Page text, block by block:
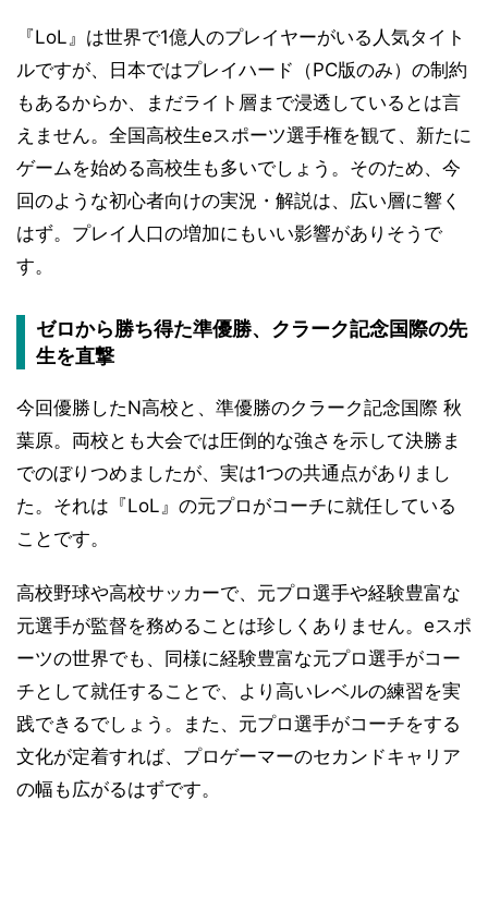
『LoL』は世界で1億人のプレイヤーがいる人気タイト
ルですが、日本ではプレイハード（PC版のみ）の制約
もあるからか、まだライト層まで浸透しているとは言
えません。全国高校生eスポーツ選手権を観て、新たに
ゲームを始める高校生も多いでしょう。そのため、今
回のような初心者向けの実況・解説は、広い層に響く
はず。プレイ人口の増加にもいい影響がありそうで
す。
ゼロから勝ち得た準優勝、クラーク記念国際の先
生を直撃
今回優勝したN高校と、準優勝のクラーク記念国際 秋
葉原。両校とも大会では圧倒的な強さを示して決勝ま
でのぼりつめましたが、実は1つの共通点がありまし
た。それは『LoL』の元プロがコーチに就任している
ことです。
高校野球や高校サッカーで、元プロ選手や経験豊富な
元選手が監督を務めることは珍しくありません。eスポ
ーツの世界でも、同様に経験豊富な元プロ選手がコー
チとして就任することで、より高いレベルの練習を実
践できるでしょう。また、元プロ選手がコーチをする
文化が定着すれば、プロゲーマーのセカンドキャリア
の幅も広がるはずです。